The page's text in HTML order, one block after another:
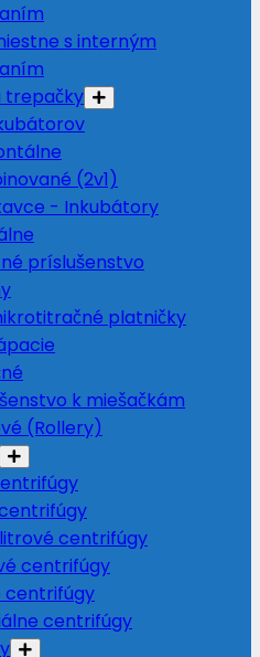
s interným
trepačky
(2v1)
- Inkubátory
príslušenstvo
platničky
k miešačkám
(Rollery)
centrifúgy
centrifúgy
centrifúgy
centrifúgy